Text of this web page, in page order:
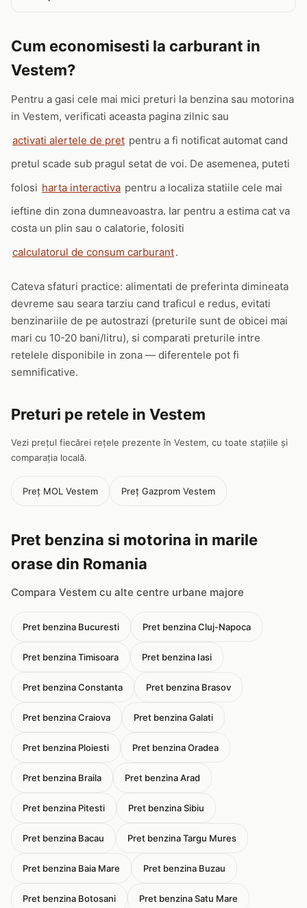
Cum economisesti la carburant in
Vestem?
Pentru a gasi cele mai mici preturi la benzina sau motorina
in Vestem, verificati aceasta pagina zilnic sau
activati alertele de pret pentru a fi notificat automat cand
pretul scade sub pragul setat de voi. De asemenea, puteti
folosi harta interactiva pentru a localiza statiile cele mai
ieftine din zona dumneavoastra. Iar pentru a estima cat va
costa un plin sau o calatorie, folositi
calculatorul de consum carburant.
Cateva sfaturi practice: alimentati de preferinta dimineata
devreme sau seara tarziu cand traficul e redus, evitati
benzinariile de pe autostrazi (preturile sunt de obicei mai
mari cu 10-20 bani/litru), si comparati preturile intre
retelele disponibile in zona — diferentele pot fi
semnificative.
Preturi pe retele in Vestem
Vezi prețul fiecărei rețele prezente în Vestem, cu toate stațiile și
comparația locală.
Preț MOL Vestem Preț Gazprom Vestem
Pret benzina si motorina in marile
orase din Romania
Compara Vestem cu alte centre urbane majore
Pret benzina Bucuresti Pret benzina Cluj-Napoca
Pret benzina Timisoara Pret benzina Iasi
Pret benzina Constanta Pret benzina Brasov
Pret benzina Craiova Pret benzina Galati
Pret benzina Ploiesti Pret benzina Oradea
Pret benzina Braila Pret benzina Arad
Pret benzina Pitesti Pret benzina Sibiu
Pret benzina Bacau Pret benzina Targu Mures
Pret benzina Baia Mare Pret benzina Buzau
Pret benzina Botosani Pret benzina Satu Mare